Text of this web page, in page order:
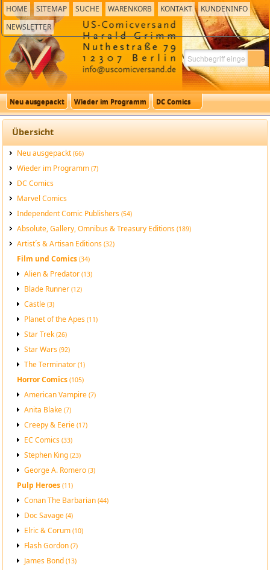
HOME SITEMAP SUCHE WARENKORB KONTAKT
KUNDENINFO
NEWSLETTER
Neu ausgepackt Wieder im Programm DC Comics
Übersicht
Neu ausgepackt(66)
Wieder im Programm(7)
DC Comics
Marvel Comics
Independent Comic Publishers(54)
Absolute, Gallery, Omnibus & Treasury Editions(189)
Artist´s & Artisan Editions(32)
Film und Comics(34)
Alien & Predator(13)
Blade Runner(12)
Castle(3)
Planet of the Apes(11)
Star Trek(26)
Star Wars(92)
The Terminator(1)
Horror Comics(105)
American Vampire(7)
Anita Blake(7)
Creepy & Eerie(17)
EC Comics(33)
Stephen King(23)
George A. Romero(3)
Pulp Heroes(11)
Conan The Barbarian(44)
Doc Savage(4)
Elric & Corum(10)
Flash Gordon(7)
James Bond(13)